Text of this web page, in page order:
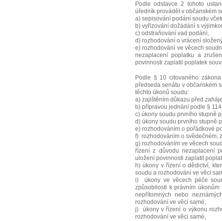
Podle odstavce 2 tohoto
úředník provádět v občanském
a) sepisování podání soudu
b) vyřizování dožádání s
c) odstraňování vad podání,
d) rozhodování o vrácení
e) rozhodování ve věcech
nezaplacení poplatku a
povinnosti zaplatil poplatek
Podle § 10 citovaného
předseda senátu v občanském
těchto úkonů soudu:
a) zajištěním důkazu před
b) přípravou jednání podle §
c) úkony soudu prvního stupně
d) úkony soudu prvního stupně
e) rozhodováním o pořádkové
f) rozhodováním o svědečném,
g) rozhodováním ve věcech
řízení z důvodu nezaplacení
uložení povinnosti zaplatit
h) úkony v řízení o dědictví,
soudu a rozhodování ve věci
i) úkony ve věcech péče
způsobilosti k právním
nepřítomných nebo
rozhodování ve věci samé,
j) úkony v řízení o výkonu
rozhodování ve věci samé,